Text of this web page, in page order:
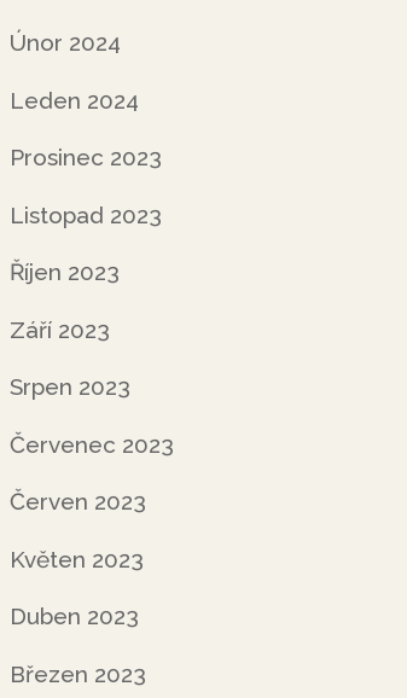
Únor 2024
Leden 2024
Prosinec 2023
Listopad 2023
Říjen 2023
Září 2023
Srpen 2023
Červenec 2023
Červen 2023
Květen 2023
Duben 2023
Březen 2023